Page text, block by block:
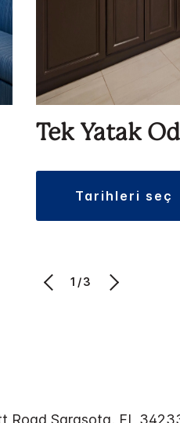
Tek Yatak
tarihleri seç
1/3
Road Sarasota, FL